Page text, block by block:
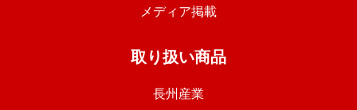
メディア掲載
取り扱い商品
長州産業